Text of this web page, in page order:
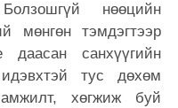
нөөцийн
мөнгөн тэмдэгтээр
санхүүгийн
тус дөхөм
хөгжиж буй